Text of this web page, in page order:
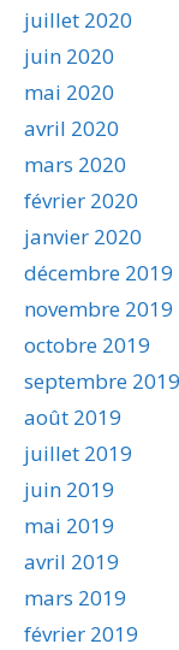
juillet 2020
juin 2020
mai 2020
avril 2020
mars 2020
février 2020
janvier 2020
décembre 2019
novembre 2019
octobre 2019
septembre 2019
août 2019
juillet 2019
juin 2019
mai 2019
avril 2019
mars 2019
février 2019